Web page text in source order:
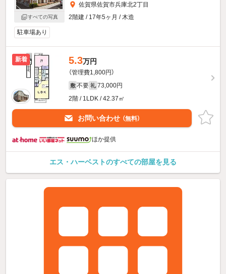
すべての写真
佐賀県佐賀市兵庫北2丁目
2階建 / 17年5ヶ月 / 木造
駐車場あり
新着 5.3万円
（管理費1,800円）
敷 不要 礼 73,000円
2階 / 1LDK / 42.37㎡
お問い合わせ （無料）
ほか提供
エス・ハーベストのすべての部屋を見る